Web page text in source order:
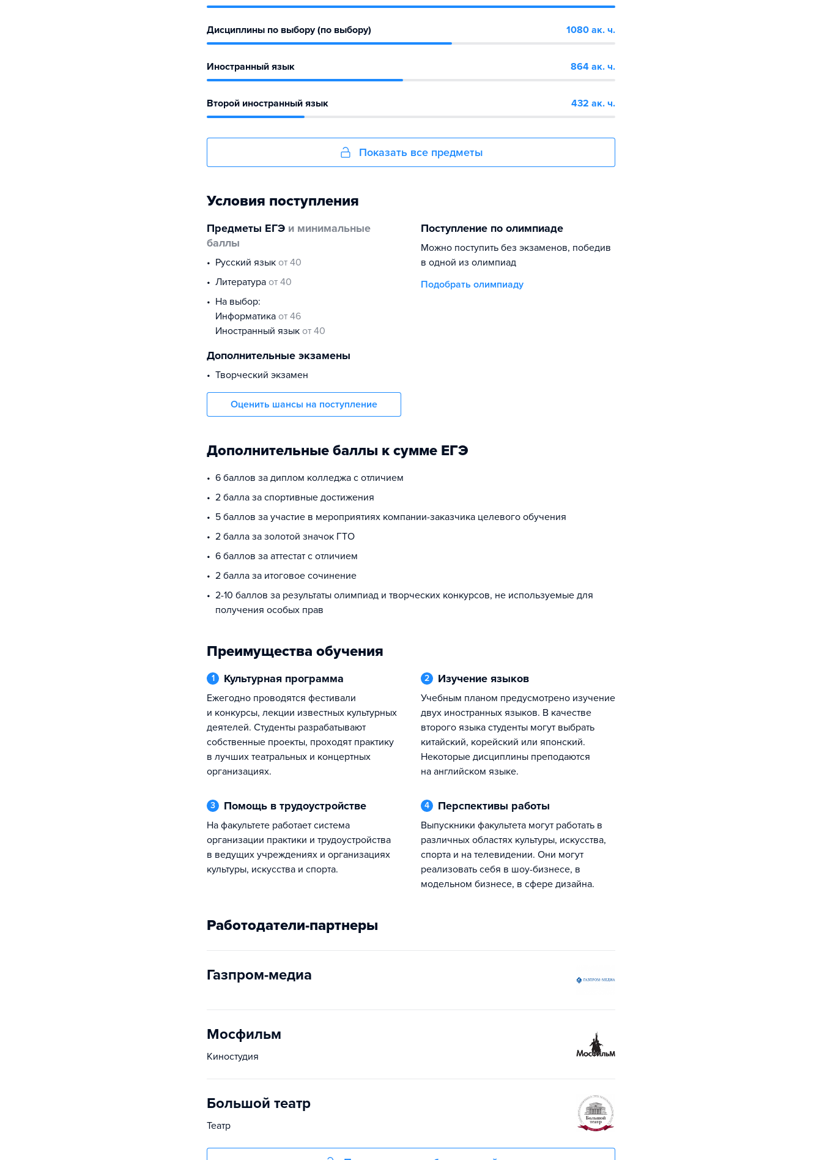
Дисциплины по выбору (по выбору) 1080 ак. ч.
Иностранный язык 864 ак. ч.
Второй иностранный язык 432 ак. ч.
Показать все предметы
Условия поступления
Предметы ЕГЭ и минимальные
баллы
русский язык от 40
литература от 40
На выбор:
информатика от 46
иностранный язык от 40
Дополнительные экзамены
Творческий экзамен
Оценить шансы на поступление
Поступление по олимпиаде
Можно поступить без экзаменов, победив
в одной из олимпиад
Подобрать олимпиаду
Дополнительные баллы к сумме ЕГЭ
6 баллов за диплом колледжа с отличием
2 балла за спортивные достижения
5 баллов за участие в мероприятиях компании-заказчика целевого обучения
2 балла за золотой значок ГТО
6 баллов за аттестат с отличием
2 балла за итоговое сочинение
2-10 баллов за результаты олимпиад и творческих конкурсов, не используемые для
получения особых прав
Преимущества обучения
1 Культурная программа
Ежегодно проводятся фестивали
и конкурсы, лекции известных культурных
деятелей. Студенты разрабатывают
собственные проекты, проходят практику
в лучших театральных и концертных
организациях.
2 Изучение языков
Учебным планом предусмотрено изучение
двух иностранных языков. В качестве
второго языка студенты могут выбрать
китайский, корейский или японский.
Некоторые дисциплины преподаются
на английском языке.
3 Помощь в трудоустройстве
На факультете работает система
организации практики и трудоустройства
в ведущих учреждениях и организациях
культуры, искусства и спорта.
4 Перспективы работы
Выпускники факультета могут работать в
различных областях культуры, искусства,
спорта и на телевидении. Они могут
реализовать себя в шоу-бизнесе, в
модельном бизнесе, в сфере дизайна.
Работодатели-партнеры
Газпром-медиа
Мосфильм
Киностудия
Большой театр
Театр